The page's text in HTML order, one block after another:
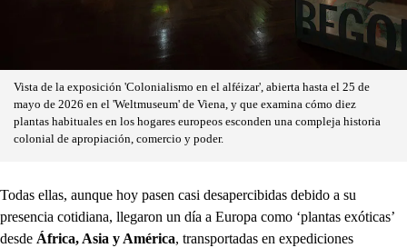
Vista de la exposición 'Colonialismo en el alféizar', abierta hasta el 25 de
mayo de 2026 en el 'Weltmuseum' de Viena, y que examina cómo diez
plantas habituales en los hogares europeos esconden una compleja historia
colonial de apropiación, comercio y poder.
Todas ellas, aunque hoy pasen casi desapercibidas debido a su
presencia cotidiana, llegaron un día a Europa como ‘plantas exóticas’
desde África, Asia y América, transportadas en expediciones